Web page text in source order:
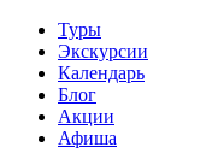
Туры
Экскурсии
Календарь
Блог
Акции
Афиша